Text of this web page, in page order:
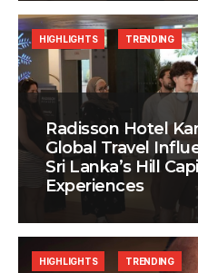
Radisson Hotel
Global Travel
Sri Lanka’s Hill
Experiences
HIGHLIGHTS TRENDING
HIGHLIGHTS TRENDING